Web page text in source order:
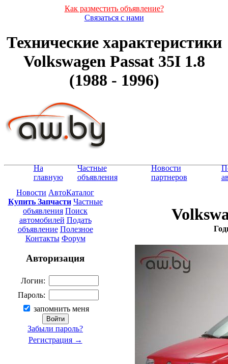
Как разместить объявление?
Связаться с нами
Технические характеристики
Volkswagen Passat 35I 1.8
(1988 - 1996)
На
главную
Частные
объявления
Новости
партнеров
Новости АвтоКаталог
Купить Запчасти Частные
объявления Поиск
автомобилей Подать
объявление Полезное
Контакты Форум
Авторизация
Логин:
Пароль:
запомнить меня
Забыли пароль?
Регистрация →